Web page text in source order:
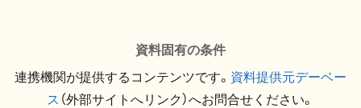
資料固有の条件
連携機関が提供するコンテンツです。 資料提供元デーベー
ス （外部サイトへリンク）へお問合せください。